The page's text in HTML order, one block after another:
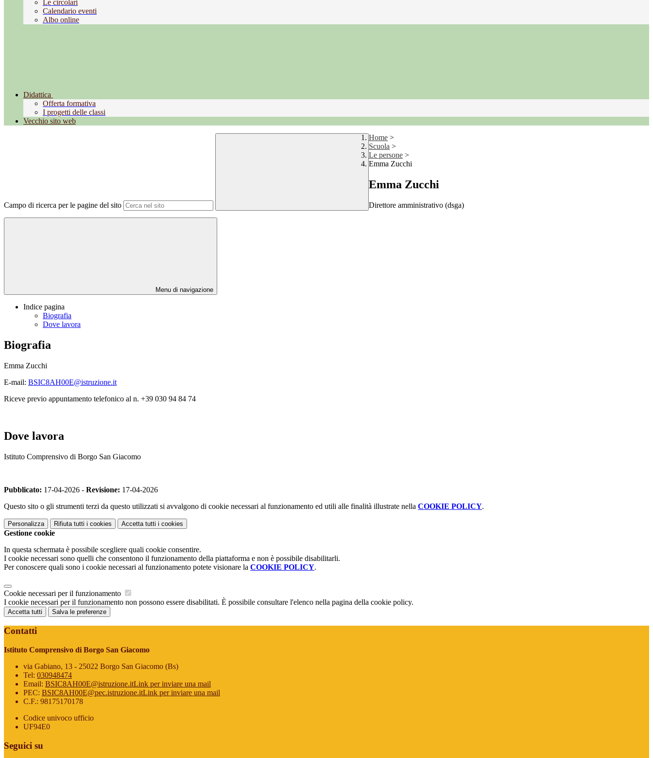
Le circolari
Calendario eventi
Albo online
Didattica
Offerta formativa
I progetti delle classi
Vecchio sito web
Campo di ricerca per le pagine del sito
Home >
Scuola >
Le persone >
Emma Zucchi
Emma Zucchi
Direttore amministrativo (dsga)
Menu di navigazione
Indice pagina
Biografia
Dove lavora
Biografia
Emma Zucchi
E-mail: BSIC8AH00E@istruzione.it
Riceve previo appuntamento telefonico al n. +39 030 94 84 74
Dove lavora
Istituto Comprensivo di Borgo San Giacomo
Pubblicato: 17-04-2026 - Revisione: 17-04-2026
Questo sito o gli strumenti terzi da questo utilizzati si avvalgono di cookie necessari al funzionamento ed utili alle finalità illustrate nella COOKIE POLICY.
Personalizza Rifiuta tutti i cookies Accetta tutti i cookies
Gestione cookie
In questa schermata è possibile scegliere quali cookie consentire.
I cookie necessari sono quelli che consentono il funzionamento della piattaforma e non è possibile disabilitarli.
Per conoscere quali sono i cookie necessari al funzionamento potete visionare la COOKIE POLICY.
Cookie necessari per il funzionamento
I cookie necessari per il funzionamento non possono essere disabilitati. È possibile consultare l'elenco nella pagina della cookie policy.
Accetta tutti Salva le preferenze
Contatti
Istituto Comprensivo di Borgo San Giacomo
via Gabiano, 13 - 25022 Borgo San Giacomo (Bs)
Tel: 030948474
Email: BSIC8AH00E@istruzione.itLink per inviare una mail
PEC: BSIC8AH00E@pec.istruzione.itLink per inviare una mail
C.F.: 98175170178
Codice univoco ufficio
UF94E0
Seguici su